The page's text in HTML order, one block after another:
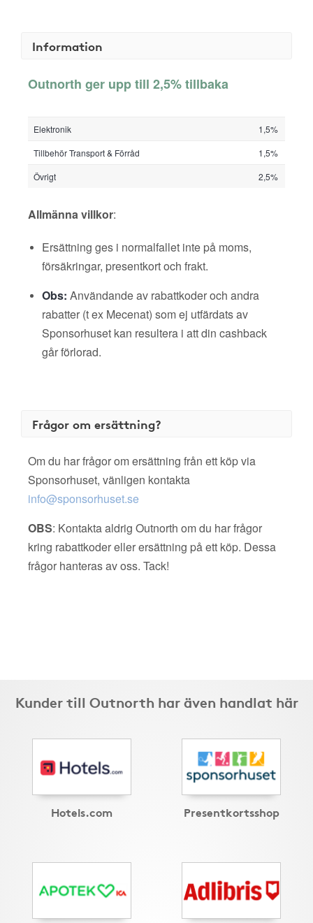
Information
Outnorth ger upp till 2,5% tillbaka
Elektronik
1,5%
Tillbehör Transport & Förråd
1,5%
Övrigt
2,5%
Allmänna villkor:
Ersättning ges i normalfallet inte på moms,
försäkringar, presentkort och frakt.
Obs: Användande av rabattkoder och andra
rabatter (t ex Mecenat) som ej utfärdats av
Sponsorhuset kan resultera i att din cashback
går förlorad.
Frågor om ersättning?
Om du har frågor om ersättning från ett köp via
Sponsorhuset, vänligen kontakta
info@sponsorhuset.se
OBS: Kontakta aldrig Outnorth om du har frågor
kring rabattkoder eller ersättning på ett köp. Dessa
frågor hanteras av oss. Tack!
Kunder till Outnorth har även handlat här
Hotels.com Presentkortsshop